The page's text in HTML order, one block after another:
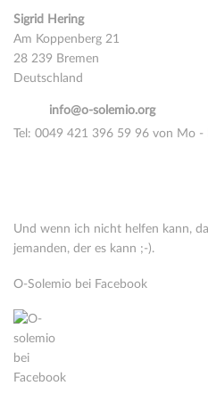
Sigrid Hering
Am Koppenberg 21
28 239 Bremen
Deutschland
info@o-solemio.org
Tel: 0049 421 396 59 96 von Mo
Und wenn ich nicht helfen kann,
jemanden, der es kann ;-).
O-Solemio bei Facebook